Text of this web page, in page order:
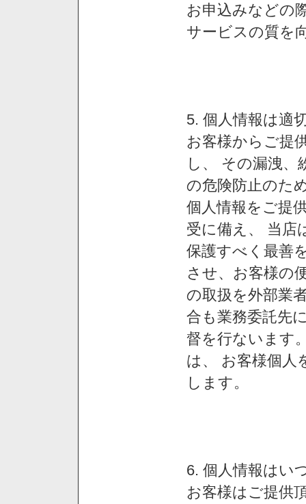
お申込みなどの
サービスの質を
5. 個人情報は適
お客様からご提
し、 その漏洩、
の危険防止のた
個人情報をご提
受に備え、 当店
保護すべく最善
させ、お客様の
の取扱を外部業
合も業務委託先
督を行ないます
は、 お客様個人
します。
6. 個人情報はい
お客様はご提供